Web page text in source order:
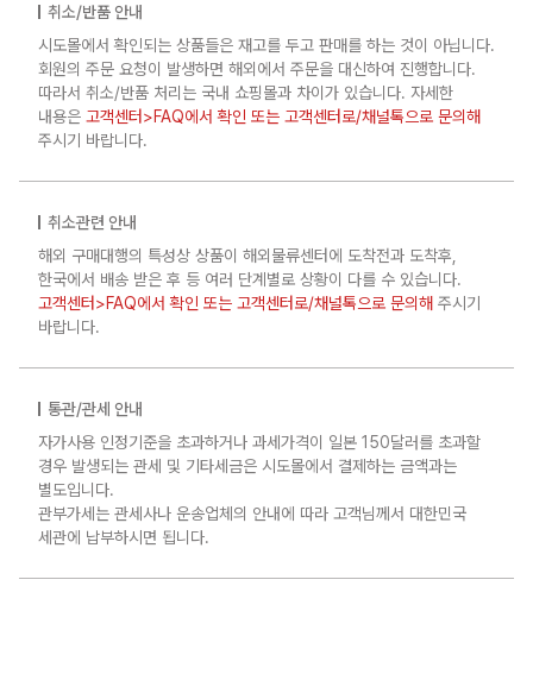
취소/반품 안내
시도몰에서 확인되는 상품들은 재고를 두고 판매를 하는 것이 아닙니다.
회원의 주문 요청이 발생하면 해외에서 주문을 대신하여 진행합니다.
따라서 취소/반품 처리는 국내 쇼핑몰과 차이가 있습니다. 자세한
내용은 고객센터>FAQ에서 확인 또는 고객센터로/채널톡으로 문의해
주시기 바랍니다.
취소관련 안내
해외 구매대행의 특성상 상품이 해외물류센터에 도착전과 도착후,
한국에서 배송 받은 후 등 여러 단계별로 상황이 다를 수 있습니다.
고객센터>FAQ에서 확인 또는 고객센터로/채널톡으로 문의해 주시기
바랍니다.
통관/관세 안내
자가사용 인정기준을 초과하거나 과세가격이 일본 150달러를 초과할
경우 발생되는 관세 및 기타세금은 시도몰에서 결제하는 금액과는
별도입니다.
관부가세는 관세사나 운송업체의 안내에 따라 고객님께서 대한민국
세관에 납부하시면 됩니다.